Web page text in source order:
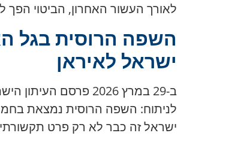
לאורך העשור האחרון, הביטוי
ישראל לאיראן
לניתוח: השפה הרוסית נמצאת
ישראל זה כבר לא רק פרט